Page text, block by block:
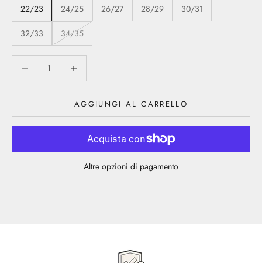
22/23
24/25 26/27 28/29 30/31
32/33 34/35
AGGIUNGI AL CARRELLO
Altre opzioni di pagamento